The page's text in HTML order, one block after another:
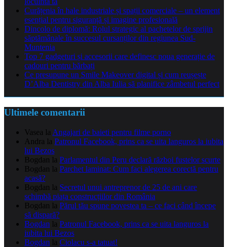
Curățenia în hale industriale și spații comerciale – un element
esențial pentru siguranță și imagine profesională
Dincolo de diplomă: Rolul strategic al pachetelor de sprijin
săptămânale în succesul cursanților din regiunea Sud-
Muntenia
Top 7 gadgeturi și accesorii care definesc noua generație de
cadouri pentru bărbați
Ce presupune un Smile Makeover digital și cum reușește
D’Alba Dentistry din Alba Iulia să planifice zâmbetul perfect
Ultimele comentarii
Vasea la Angajari de baieti pentru filme porno
Andra la Patronul Facebook, prins ca se uita languros la iubita
lui Bezos
Bogdan la Parlamentul din Peru declară război fustelor scurte
Bogdan la Parchet laminat: Cum faci alegerea corectă pentru
acasă?
Bogdan la Secretul unui antreprenor de 25 de ani care
schimbă piața construcțiilor din România
Bogdan la Părul tău spune povestea ta – ce faci când începe
să dispară?
Bogdan la Patronul Facebook, prins ca se uita languros la
iubita lui Bezos
Bogdan la Ciolacu s-a tatuat!